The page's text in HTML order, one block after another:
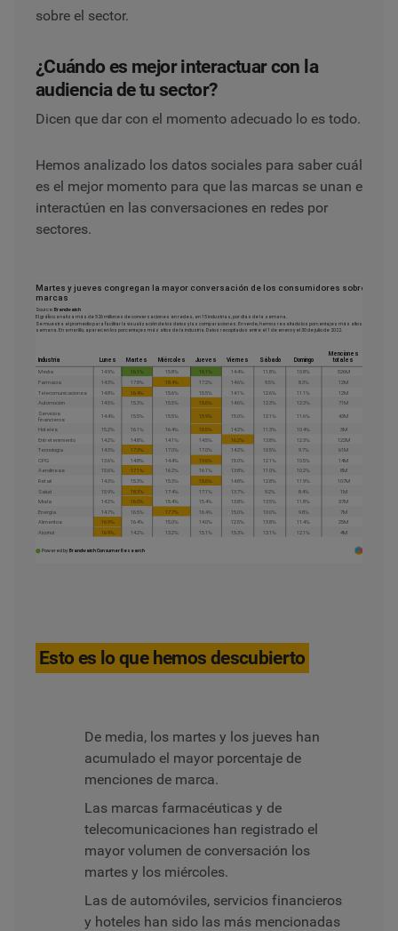
sobre el sector.
¿Cuándo es mejor interactuar con la
audiencia de tu sector?
Dicen que dar con el momento adecuado lo es todo.
Hemos analizado los datos sociales para saber cuál
es el mejor momento para que las marcas se unan e
interactúen en las conversaciones en redes por
sectores.
Esto es lo que hemos descubierto
De media, los martes y los jueves han
acumulado el mayor porcentaje de
menciones de marca.
Las marcas farmacéuticas y de
telecomunicaciones han registrado el
mayor volumen de conversación los
martes y los miércoles.
Las de automóviles, servicios financieros
y hoteles han sido las más mencionadas